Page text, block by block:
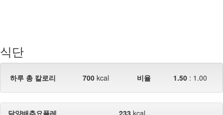
식단
하루 총 칼로리 700kcal 비율 1.50 : 1.00
닭양배추요플레 233 kcal